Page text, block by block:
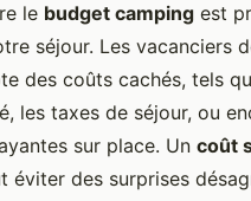
le budget camping est
séjour. Les vacanciers
des coûts cachés, tels
les taxes de séjour, ou
sur place. Un coût
éviter des surprises